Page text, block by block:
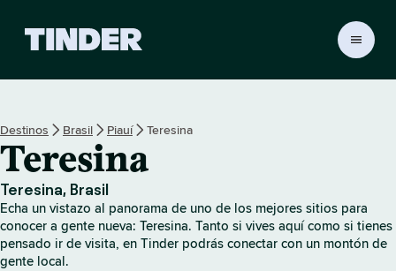
r
n
c
i
o
Destinos Brasil Piauí Teresina
Teresina
Teresina, Brasil
Echa un vistazo al panorama de uno de los mejores sitios para
conocer a gente nueva: Teresina. Tanto si vives aquí como si tienes
pensado ir de visita, en Tinder podrás conectar con un montón de
gente local.